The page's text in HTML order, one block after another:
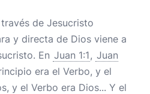
de Jesucristo
y directa de Dios viene a
En Juan 1:1, Juan
era el Verbo, y el
y el Verbo era Dios... Y el